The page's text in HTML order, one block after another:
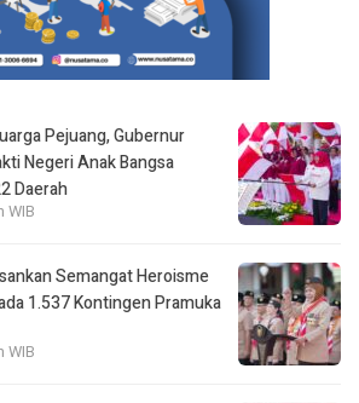
Pejuang, Gubernur
Negeri Anak Bangsa
Daerah
WIB
Semangat Heroisme
1.537 Kontingen Pramuka
WIB